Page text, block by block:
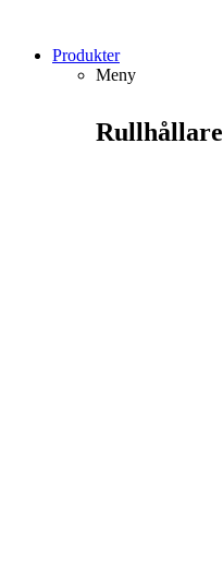
Produkter
Meny
Rullhållare